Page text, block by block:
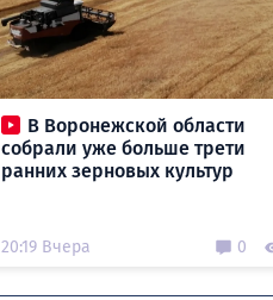
В Воронежской области
собрали уже больше трети
ранних зерновых культур
20:19 Вчера 0